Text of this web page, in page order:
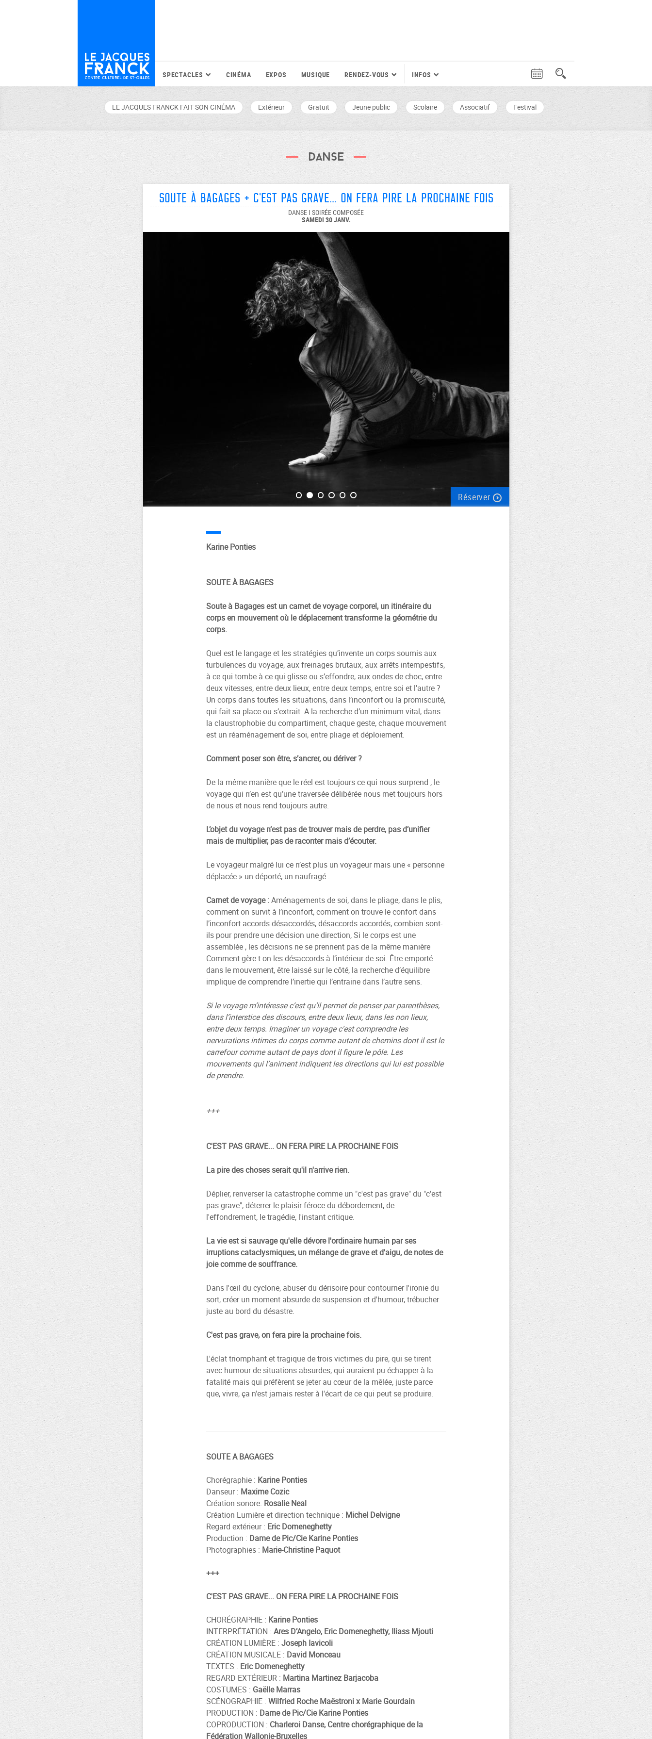
SPECTACLES CINÉMA EXPOS MUSIQUE RENDEZ-VOUS INFOS
LE JACQUES FRANCK FAIT SON CINÉMA Extérieur Gratuit Jeune public Scolaire Associatif Festival
Danse
Soute à Bagages + C'est pas grave... on fera pire la prochaine fois
DANSE I SOIRÉE COMPOSÉE
SAMEDI 30 JANV.
Réserver
Karine Ponties
SOUTE À BAGAGES
Soute à Bagages est un carnet de voyage corporel, un itinéraire du
corps en mouvement où le déplacement transforme la géométrie du
corps.
Quel est le langage et les stratégies qu’invente un corps soumis aux
turbulences du voyage, aux freinages brutaux, aux arrêts intempestifs,
à ce qui tombe à ce qui glisse ou s’effondre, aux ondes de choc, entre
deux vitesses, entre deux lieux, entre deux temps, entre soi et l’autre ?
Un corps dans toutes les situations, dans l’inconfort ou la promiscuité,
qui fait sa place ou s’extrait. A la recherche d’un minimum vital, dans
la claustrophobie du compartiment, chaque geste, chaque mouvement
est un réaménagement de soi, entre pliage et déploiement.
Comment poser son être, s’ancrer, ou dériver ?
De la même manière que le réel est toujours ce qui nous surprend , le
voyage qui n’en est qu’une traversée délibérée nous met toujours hors
de nous et nous rend toujours autre.
L’objet du voyage n’est pas de trouver mais de perdre, pas d’unifier
mais de multiplier, pas de raconter mais d’écouter.
Le voyageur malgré lui ce n’est plus un voyageur mais une « personne
déplacée » un déporté, un naufragé .
Carnet de voyage :Aménagements de soi, dans le pliage, dans le plis,
comment on survit à l’inconfort, comment on trouve le confort dans
l’inconfort accords désaccordés, désaccords accordés, combien sont-
ils pour prendre une décision une direction, Si le corps est une
assemblée , les décisions ne se prennent pas de la même manière
Comment gère t on les désaccords à l’intérieur de soi. Être emporté
dans le mouvement, être laissé sur le côté, la recherche d’équilibre
implique de comprendre l’inertie qui l’entraine dans l’autre sens.
Si le voyage m’intéresse c’est qu’il permet de penser par parenthèses,
dans l’interstice des discours, entre deux lieux, dans les non lieux,
entre deux temps. Imaginer un voyage c’est comprendre les
nervurations intimes du corps comme autant de chemins dont il est le
carrefour comme autant de pays dont il figure le pôle. Les
mouvements qui l’animent indiquent les directions qui lui est possible
de prendre.
+++
C'EST PAS GRAVE... ON FERA PIRE LA PROCHAINE FOIS
La pire des choses serait qu'il n'arrive rien.
Déplier, renverser la catastrophe comme un "c'est pas grave" du "c'est
pas grave", déterrer le plaisir féroce du débordement, de
l'effondrement, le tragédie, l'instant critique.
La vie est si sauvage qu'elle dévore l'ordinaire humain par ses
irruptions cataclysmiques, un mélange de grave et d'aigu, de notes de
joie comme de souffrance.
Dans l'œil du cyclone, abuser du dérisoire pour contourner l'ironie du
sort, créer un moment absurde de suspension et d'humour, trébucher
juste au bord du désastre.
C'est pas grave, on fera pire la prochaine fois.
L'éclat triomphant et tragique de trois victimes du pire, qui se tirent
avec humour de situations absurdes, qui auraient pu échapper à la
fatalité mais qui préfèrent se jeter au cœur de la mêlée, juste parce
que, vivre, ça n'est jamais rester à l'écart de ce qui peut se produire.
SOUTE A BAGAGES
Chorégraphie : Karine Ponties
Danseur : Maxime Cozic
Création sonore: Rosalie Neal
Création Lumière et direction technique : Michel Delvigne
Regard extérieur : Eric Domeneghetty
Production : Dame de Pic/Cie Karine Ponties
Photographies : Marie-Christine Paquot
+++
C'EST PAS GRAVE... ON FERA PIRE LA PROCHAINE FOIS
CHORÉGRAPHIE : Karine Ponties
INTERPRÉTATION : Ares D’Angelo, Eric Domeneghetty, Iliass Mjouti
CRÉATION LUMIÈRE : Joseph Iavicoli
CRÉATION MUSICALE : David Monceau
TEXTES : Eric Domeneghetty
REGARD EXTÉRIEUR : Martina Martinez Barjacoba
COSTUMES : Gaëlle Marras
SCÉNOGRAPHIE : Wilfried Roche Maëstroni x Marie Gourdain
PRODUCTION : Dame de Pic/Cie Karine Ponties
COPRODUCTION : Charleroi Danse, Centre chorégraphique de la
Fédération Wallonie-Bruxelles